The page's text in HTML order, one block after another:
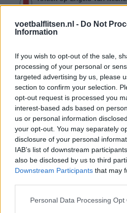
voetbalflitsen.nl - Do Not
Information
If you wish to opt-out of the sale,
processing of your personal or
targeted advertising by us, please
section to confirm your selection.
opt-out request is processed you
interest-based ads based on
us or personal information
your opt-out. You may separately
disclosure of your personal
IAB’s list of downstream
also be disclosed by us to third
Downstream Participants that may
Personal Data Processing Opt
spelers snappen dat echt
De eerste Míchel-dagen bij
Steur kiest voor
duidelijkheid bij Ajax
Blind kan bij Ajax de
“Twente was toen niet
terug op Ajax-keuze
De transferprioriteiten van
duidelijker